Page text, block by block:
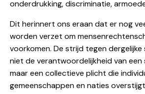
onderdrukking, discriminatie,
Dit herinnert ons eraan dat er nog
worden verzet om
voorkomen. De strijd tegen dergelijke
niet de verantwoordelijkheid van
maar een collectieve plicht die
gemeenschappen en naties